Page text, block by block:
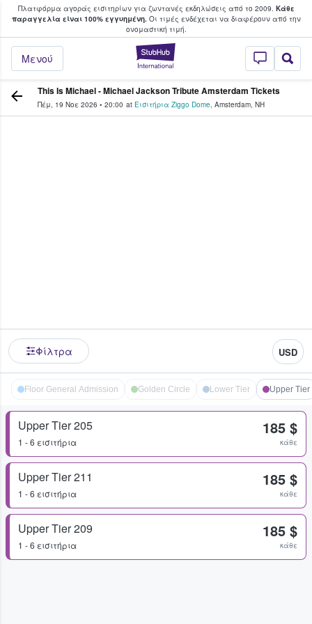
Πλατφόρμα αγοράς εισιτηρίων για ζωντανές εκδηλώσεις από το 2009. Κάθε
παραγγελία είναι 100% εγγυημένη.Οι τιμές ενδέχεται να διαφέρουν από την
oνομαστική τιμή.
StubHub - Όπου
Μενού
φαν αγοράζουν και πουλούν
This Is Michael - Michael Jackson Tribute Amsterdam Tickets
Πέμ, 19 Νοε 2026 • 20:00 at Εισιτήρια Ziggo Dome, Amsterdam, NH
Φίλτρα USD
Floor General Admission Golden Circle Lower Tier Upper Tier
Upper Tier 205
1 - 6 εισιτήρια
185 $
κάθε
Upper Tier 211
1 - 6 εισιτήρια
185 $
κάθε
Upper Tier 209
1 - 6 εισιτήρια
185 $
κάθε